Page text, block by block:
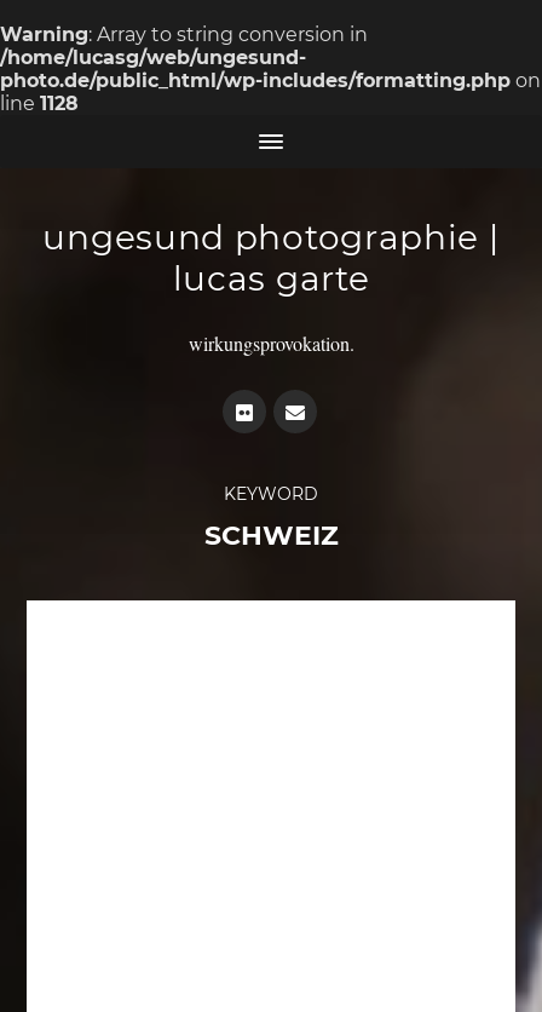
Warning: Array to string conversion in
/home/lucasg/web/ungesund-
photo.de/public_html/wp-includes/formatting.php on
line 1128
ungesund photographie |
lucas garte
wirkungsprovokation.
KEYWORD
SCHWEIZ